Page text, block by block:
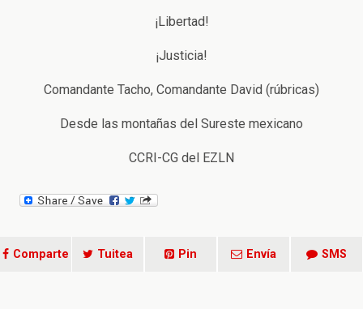
¡Libertad!
¡Justicia!
Comandante Tacho, Comandante David (rúbricas)
Desde las montañas del Sureste mexicano
CCRI-CG del EZLN
Comparte Tuitea Pin Envía SMS